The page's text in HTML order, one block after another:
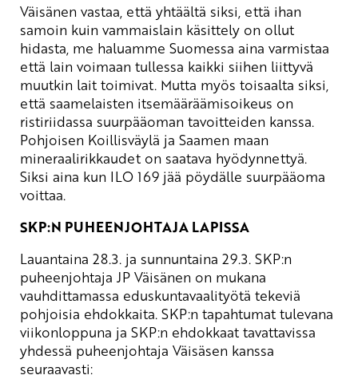
Väisänen vastaa, että yhtäältä siksi, että ihan
samoin kuin vammaislain käsittely on ollut
hidasta, me haluamme Suomessa aina varmistaa
että lain voimaan tullessa kaikki siihen liittyvä
muutkin lait toimivat. Mutta myös toisaalta siksi,
että saamelaisten itsemääräämisoikeus on
ristiriidassa suurpääoman tavoitteiden kanssa.
Pohjoisen Koillisväylä ja Saamen maan
mineraalirikkaudet on saatava hyödynnettyä.
Siksi aina kun ILO 169 jää pöydälle suurpääoma
voittaa.
SKP:N PUHEENJOHTAJA LAPISSA
Lauantaina 28.3. ja sunnuntaina 29.3. SKP:n
puheenjohtaja JP Väisänen on mukana
vauhdittamassa eduskuntavaalityötä tekeviä
pohjoisia ehdokkaita. SKP:n tapahtumat tulevana
viikonloppuna ja SKP:n ehdokkaat tavattavissa
yhdessä puheenjohtaja Väisäsen kanssa
seuraavasti: